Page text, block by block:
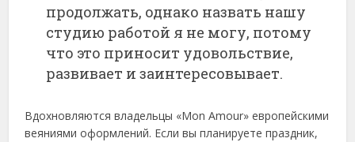
продолжать, однако назвать нашу
студию работой я не могу, потому
что это приносит удовольствие,
развивает и заинтересовывает.
Вдохновляются владельцы «Mon Amour» европейскими
веяниями оформлений. Если вы планируете праздник,